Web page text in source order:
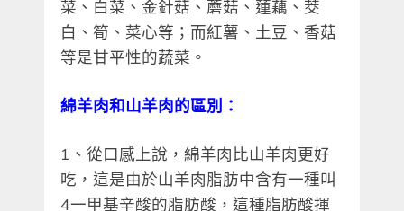
菜、白菜、金針菇、蘑菇、蓮藕、茭
白、筍、菜心等；而紅薯、土豆、香菇
等是甘平性的蔬菜。
綿羊肉和山羊肉的區別：
1、從口感上說，綿羊肉比山羊肉更好
吃，這是由於山羊肉脂肪中含有一種叫
4一甲基辛酸的脂肪酸，這種脂肪酸揮